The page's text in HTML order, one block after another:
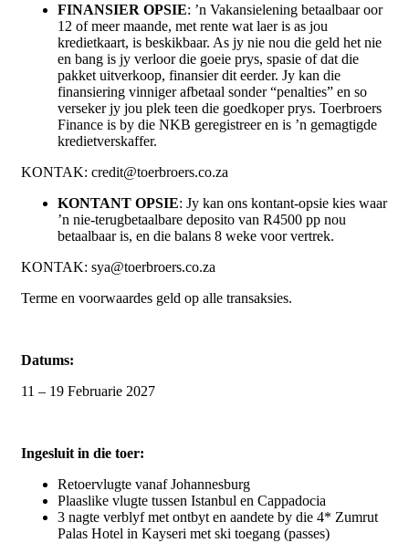
FINANSIER OPSIE: ’n Vakansielening betaalbaar oor
12 of meer maande, met rente wat laer is as jou
kredietkaart, is beskikbaar. As jy nie nou die geld het nie
en bang is jy verloor die goeie prys, spasie of dat die
pakket uitverkoop, finansier dit eerder. Jy kan die
finansiering vinniger afbetaal sonder “penalties” en so
verseker jy jou plek teen die goedkoper prys. Toerbroers
Finance is by die NKB geregistreer en is ’n gemagtigde
kredietverskaffer.
KONTAK: credit@toerbroers.co.za
KONTANT OPSIE: Jy kan ons kontant-opsie kies waar
’n nie-terugbetaalbare deposito van R4500 pp nou
betaalbaar is, en die balans 8 weke voor vertrek.
KONTAK: sya@toerbroers.co.za
Terme en voorwaardes geld op alle transaksies.
Datums:
11 – 19 Februarie 2027
Ingesluit in die toer:
Retoervlugte vanaf Johannesburg
Plaaslike vlugte tussen Istanbul en Cappadocia
3 nagte verblyf met ontbyt en aandete by die 4* Zumrut
Palas Hotel in Kayseri met ski toegang (passes)